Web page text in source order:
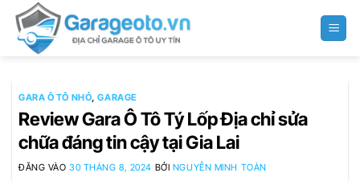
qua
GARA Ô TÔ NHỎ,GARAGE
Review Gara Ô Tô Tý Lốp Địa chỉ sửa
chữa đáng tin cậy tại Gia Lai
ĐĂNG VÀO30 THÁNG 8, 2024 BỞI NGUYỄN MINH TOÀN